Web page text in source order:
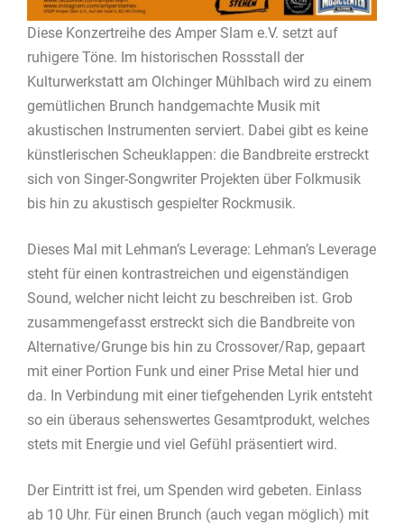
Diese Konzertreihe des Amper Slam e.V. setzt auf
ruhigere Töne. Im historischen Rossstall der
Kulturwerkstatt am Olchinger Mühlbach wird zu einem
gemütlichen Brunch handgemachte Musik mit
akustischen Instrumenten serviert. Dabei gibt es keine
künstlerischen Scheuklappen: die Bandbreite erstreckt
sich von Singer-Songwriter Projekten über Folkmusik
bis hin zu akustisch gespielter Rockmusik.
Dieses Mal mit Lehman’s Leverage: Lehman’s Leverage
steht für einen kontrastreichen und eigenständigen
Sound, welcher nicht leicht zu beschreiben ist. Grob
zusammengefasst erstreckt sich die Bandbreite von
Alternative/Grunge bis hin zu Crossover/Rap, gepaart
mit einer Portion Funk und einer Prise Metal hier und
da. In Verbindung mit einer tiefgehenden Lyrik entsteht
so ein überaus sehenswertes Gesamtprodukt, welches
stets mit Energie und viel Gefühl präsentiert wird.
Der Eintritt ist frei, um Spenden wird gebeten. Einlass
ab 10 Uhr. Für einen Brunch (auch vegan möglich) mit